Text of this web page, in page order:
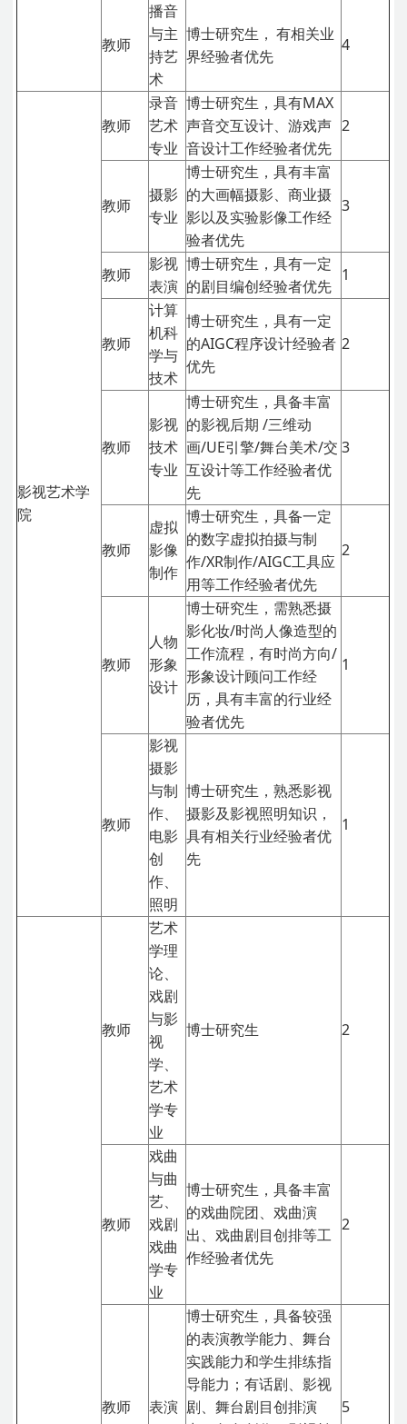
教师
播音
与主
持艺
术
博士研究生， 有相关业
界经验者优先
4
影视艺术学
院
教师
录音
艺术
专业
博士研究生，具有MAX
声音交互设计、游戏声
音设计工作经验者优先
2
教师
摄影
专业
博士研究生，具有丰富
的大画幅摄影、商业摄
影以及实验影像工作经
验者优先
3
教师
影视
表演
博士研究生，具有一定
的剧目编创经验者优先
1
教师
计算
机科
学与
技术
博士研究生，具有一定
的AIGC程序设计经验者
优先
2
教师
影视
技术
专业
博士研究生，具备丰富
的影视后期 /三维动
画/UE引擎/舞台美术/交
互设计等工作经验者优
先
3
教师
虚拟
影像
制作
博士研究生，具备一定
的数字虚拟拍摄与制
作/XR制作/AIGC工具应
用等工作经验者优先
2
教师
人物
形象
设计
博士研究生，需熟悉摄
影化妆/时尚人像造型的
工作流程，有时尚方向/
形象设计顾问工作经
历，具有丰富的行业经
验者优先
1
教师
影视
摄影
与制
作、
电影
创
作、
照明
博士研究生，熟悉影视
摄影及影视照明知识，
具有相关行业经验者优
先
1
教师
艺术
学理
论、
戏剧
与影
视
学、
艺术
学专
业
博士研究生 2
教师
戏曲
与曲
艺、
戏剧
戏曲
学专
业
博士研究生，具备丰富
的戏曲院团、戏曲演
出、戏曲剧目创排等工
作经验者优先
2
教师 表演
博士研究生，具备较强
的表演教学能力、舞台
实践能力和学生排练指
导能力；有话剧、影视
剧、舞台剧目创排演
5